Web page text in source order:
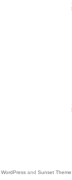
WordPress and Sunset Theme